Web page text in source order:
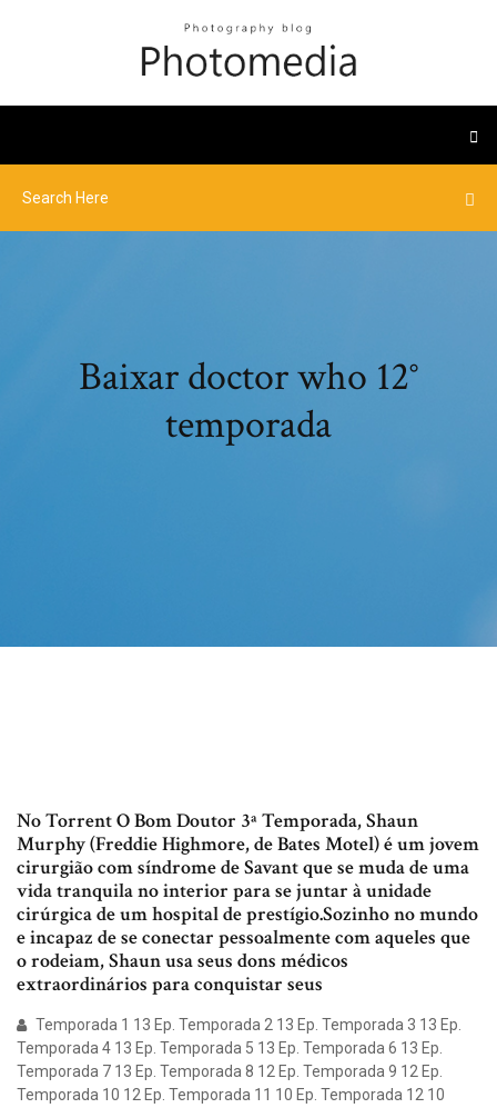
Baixar doctor who 12°
temporada
No Torrent O Bom Doutor 3ª Temporada, Shaun
Murphy (Freddie Highmore, de Bates Motel) é um jovem
cirurgião com síndrome de Savant que se muda de uma
vida tranquila no interior para se juntar à unidade
cirúrgica de um hospital de prestígio.Sozinho no mundo
e incapaz de se conectar pessoalmente com aqueles que
o rodeiam, Shaun usa seus dons médicos
extraordinários para conquistar seus
Temporada 1 13 Ep. Temporada 2 13 Ep. Temporada 3 13 Ep.
Temporada 4 13 Ep. Temporada 5 13 Ep. Temporada 6 13 Ep.
Temporada 7 13 Ep. Temporada 8 12 Ep. Temporada 9 12 Ep.
Temporada 10 12 Ep. Temporada 11 10 Ep. Temporada 12 10